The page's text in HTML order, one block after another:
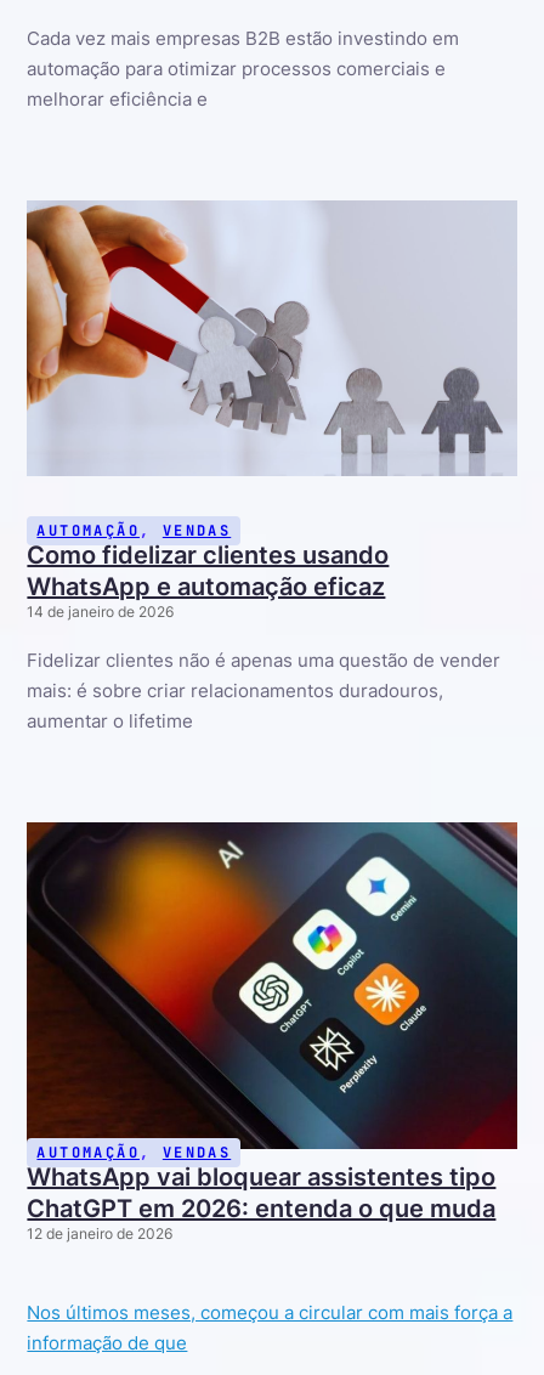
Cada vez mais empresas B2B estão investindo em
automação para otimizar processos comerciais e
melhorar eficiência e
AUTOMAÇÃO , VENDAS
Como fidelizar clientes usando
WhatsApp e automação eficaz
14 de janeiro de 2026
Fidelizar clientes não é apenas uma questão de vender
mais: é sobre criar relacionamentos duradouros,
aumentar o lifetime
AUTOMAÇÃO , VENDAS
WhatsApp vai bloquear assistentes tipo
ChatGPT em 2026: entenda o que muda
12 de janeiro de 2026
Nos últimos meses, começou a circular com mais força a
informação de que